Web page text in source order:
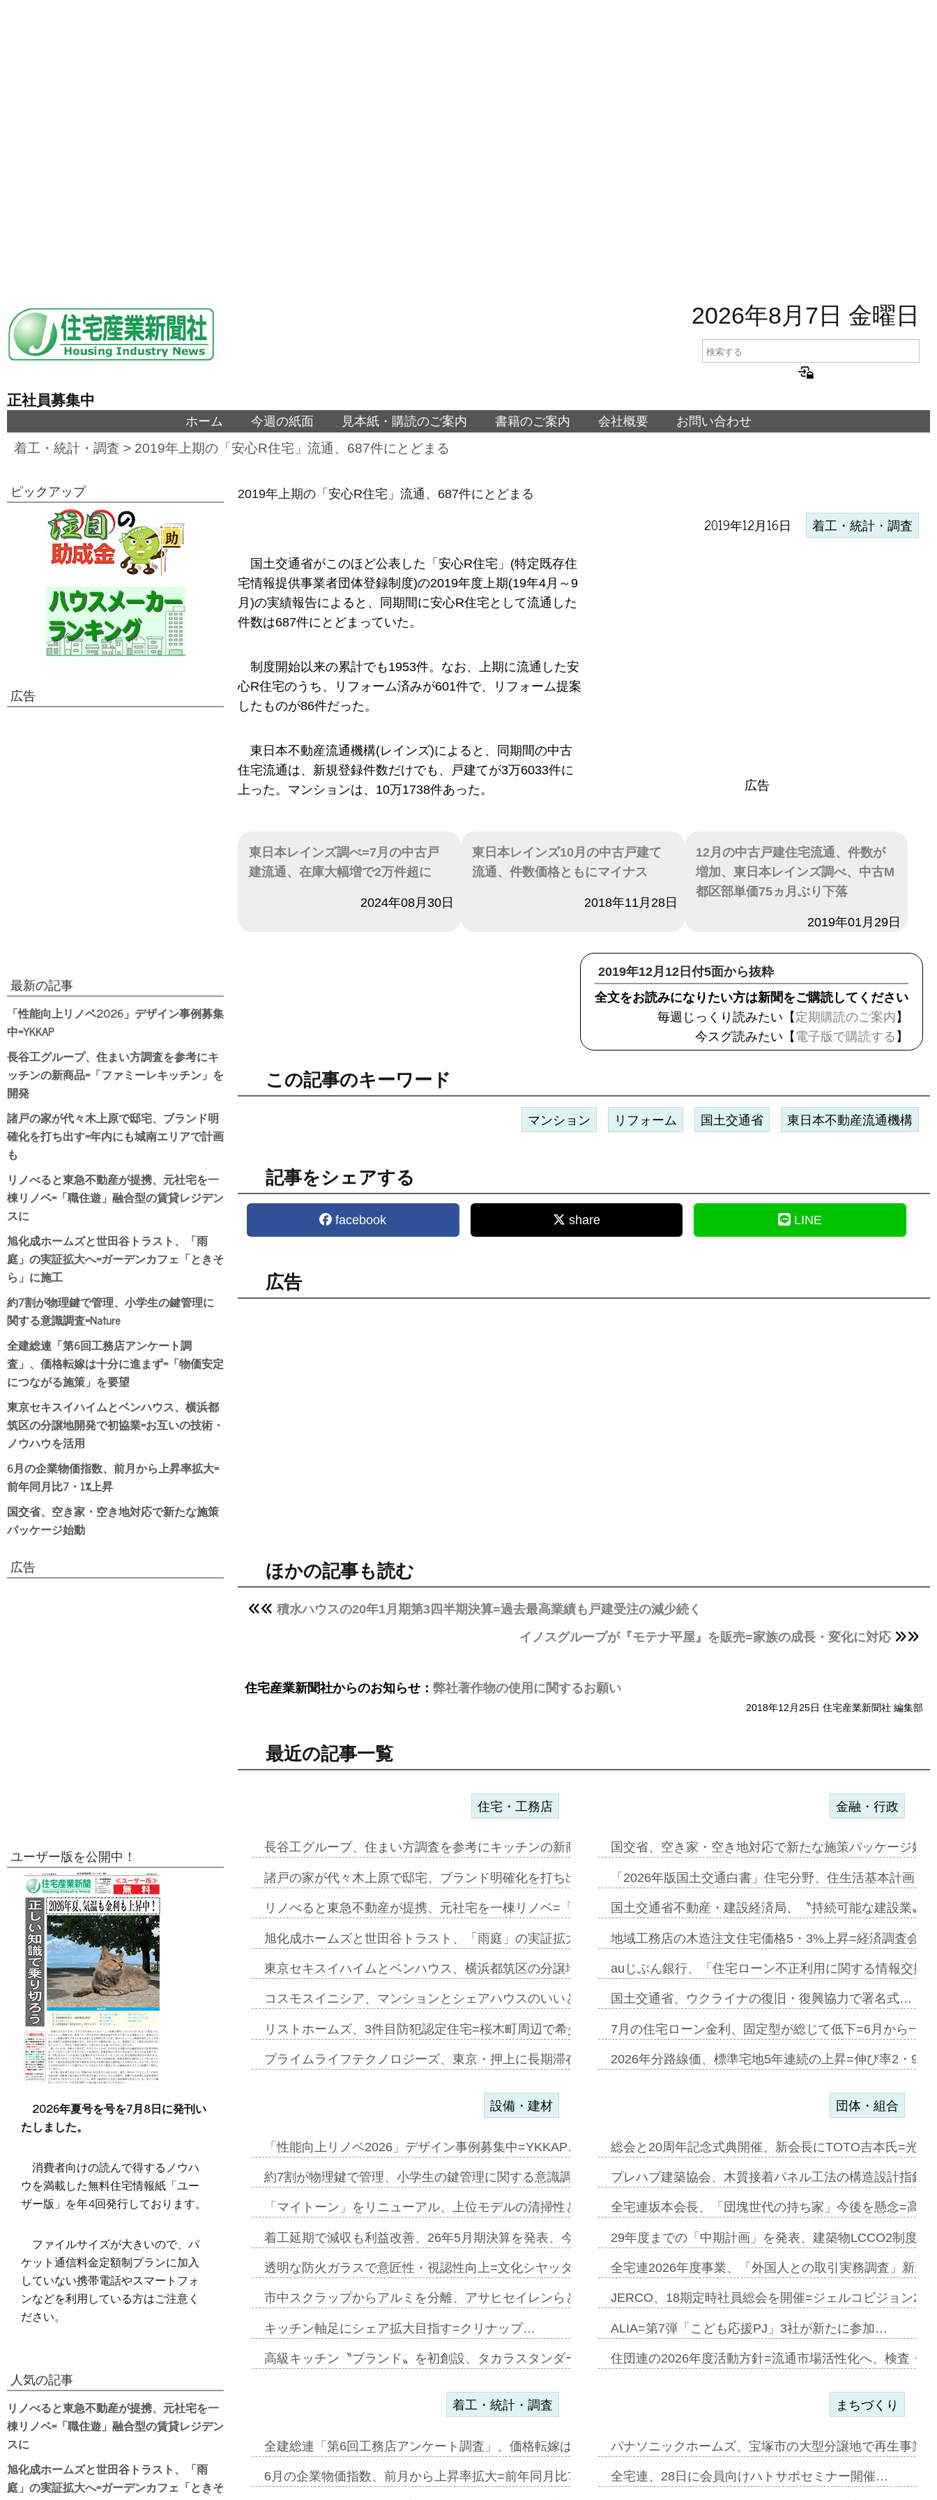
2026年8月7日 金曜日
正社員募集中
ホーム 今週の紙面 見本紙・購読のご案内 書籍のご案内 会社概要 お問い合わせ
着工・統計・調査 > 2019年上期の「安心R住宅」流通、687件にとどまる
2019年上期の「安心R住宅」流通、687件にとどまる
2019年12月16日 着工・統計・調査
広告
国土交通省がこのほど公表した「安心R住宅」(特定既存住
宅情報提供事業者団体登録制度)の2019年度上期(19年4月～9
月)の実績報告によると、同期間に安心R住宅として流通した
件数は687件にとどまっていた。
制度開始以来の累計でも1953件。なお、上期に流通した安
心R住宅のうち、リフォーム済みが601件で、リフォーム提案
したものが86件だった。
東日本不動産流通機構(レインズ)によると、同期間の中古
住宅流通は、新規登録件数だけでも、戸建てが3万6033件に
上った。マンションは、10万1738件あった。
東日本レインズ調べ=7月の中古戸
建流通、在庫大幅増で2万件超に
2024年08月30日
東日本レインズ10月の中古戸建て
流通、件数価格ともにマイナス
2018年11月28日
12月の中古戸建住宅流通、件数が
増加、東日本レインズ調べ、中古M
都区部単価75ヵ月ぶり下落
2019年01月29日
2019年12月12日付5面から抜粋
全文をお読みになりたい方は新聞をご購読してください
毎週じっくり読みたい【 定期購読のご案内 】
今スグ読みたい【 電子版で購読する 】
この記事のキーワード
マンション リフォーム 国土交通省 東日本不動産流通機構
記事をシェアする
facebook share LINE
広告
ほかの記事も読む
積水ハウスの20年1月期第3四半期決算=過去最高業績も戸建受注の減少続く
イノスグループが『モテナ平屋』を販売=家族の成長・変化に対応
住宅産業新聞社からのお知らせ： 弊社著作物の使用に関するお願い
2018年12月25日 住宅産業新聞社 編集部
最近の記事一覧
住宅・工務店
長谷工グループ、住まい方調査を参考にキッチンの新商品=「ファミーレキ…
諸戸の家が代々木上原で邸宅、ブランド明確化を打ち出す=年内にも城南エ…
リノべると東急不動産が提携、元社宅を一棟リノベ=「職住遊」融合型の賃…
旭化成ホームズと世田谷トラスト、「雨庭」の実証拡大へ=ガーデンカフェ…
東京セキスイハイムとベンハウス、横浜都筑区の分譲地開発で初協業=お互…
コスモスイニシア、マンションとシェアハウスのいいとこどりのコリビング…
リストホームズ、3件目防犯認定住宅=桜木町周辺で希少価値のある2階建…
プライムライフテクノロジーズ、東京・押上に長期滞在型ホテル第1弾が開…
金融・行政
国交省、空き家・空き地対応で新たな施策パッケージ始
「2026年版国土交通白書」住宅分野、住生活基本計画
国土交通省不動産・建設経済局、〝持続可能な建設業〟
地域工務店の木造注文住宅価格5・3%上昇=経済調査会
auじぶん銀行、「住宅ローン不正利用に関する情報交換
国土交通省、ウクライナの復旧・復興協力で署名式…
7月の住宅ローン金利、固定型が総じて低下=6月から一
2026年分路線価、標準宅地5年連続の上昇=伸び率2・
設備・建材
「性能向上リノベ2026」デザイン事例募集中=YKKAP…
約7割が物理鍵で管理、小学生の鍵管理に関する意識調査=Nature…
「マイトーン」をリニューアル、上位モデルの清掃性と安全性追加=リンナ…
着工延期で減収も利益改善、26年5月期決算を発表、今期は増収見込む=…
透明な防火ガラスで意匠性・視認性向上=文化シヤッター…
市中スクラップからアルミを分離、アサヒセイレンらと協働開発開始=三協…
キッチン軸足にシェア拡大目指す=クリナップ…
高級キッチン〝ブランド〟を初創設、タカラスタンダードが新築分譲M専用…
団体・組合
総会と20周年記念式典開催、新会長にTOTO吉本氏=光
プレハブ建築協会、木質接着パネル工法の構造設計指針
全宅連坂本会長、「団塊世代の持ち家」今後を懸念=高
29年度までの「中期計画」を発表、建築物LCCO2制度
全宅連2026年度事業、「外国人との取引実務調査」新規
JERCO、18期定時社員総会を開催=ジェルコビジョン
ALIA=第7弾「こども応援PJ」3社が新たに参加…
住団連の2026年度活動方針=流通市場活性化へ、検査・
着工・統計・調査
全建総連「第6回工務店アンケート調査」、価格転嫁は十分に進まず=「物…
6月の企業物価指数、前月から上昇率拡大=前年同月比7・1%上昇…
まちづくり
パナソニックホームズ、宝塚市の大型分譲地で再生事業
全宅連、28日に会員向けハトサポセミナー開催…
ピックアップ
広告
最新の記事
「性能向上リノベ2026」デザイン事例募集
中=YKKAP
長谷工グループ、住まい方調査を参考にキ
ッチンの新商品=「ファミーレキッチン」を
開発
諸戸の家が代々木上原で邸宅、ブランド明
確化を打ち出す=年内にも城南エリアで計画
も
リノべると東急不動産が提携、元社宅を一
棟リノベ=「職住遊」融合型の賃貸レジデン
スに
旭化成ホームズと世田谷トラスト、「雨
庭」の実証拡大へ=ガーデンカフェ「ときそ
ら」に施工
約7割が物理鍵で管理、小学生の鍵管理に
関する意識調査=Nature
全建総連「第6回工務店アンケート調
査」、価格転嫁は十分に進まず=「物価安定
につながる施策」を要望
東京セキスイハイムとベンハウス、横浜都
筑区の分譲地開発で初協業=お互いの技術・
ノウハウを活用
6月の企業物価指数、前月から上昇率拡大=
前年同月比7・1%上昇
国交省、空き家・空き地対応で新たな施策
パッケージ始動
広告
ユーザー版を公開中！
2026年夏号を号を7月8日に発刊い
たしました。
消費者向けの読んで得するノウハ
ウを満載した無料住宅情報紙「ユー
ザー版」を年4回発行しております。
ファイルサイズが大きいので、パ
ケット通信料金定額制プランに加入
していない携帯電話やスマートフォ
ンなどを利用している方はご注意く
ださい。
人気の記事
リノべると東急不動産が提携、元社宅を一
棟リノベ=「職住遊」融合型の賃貸レジデン
スに
旭化成ホームズと世田谷トラスト、「雨
庭」の実証拡大へ=ガーデンカフェ「ときそ